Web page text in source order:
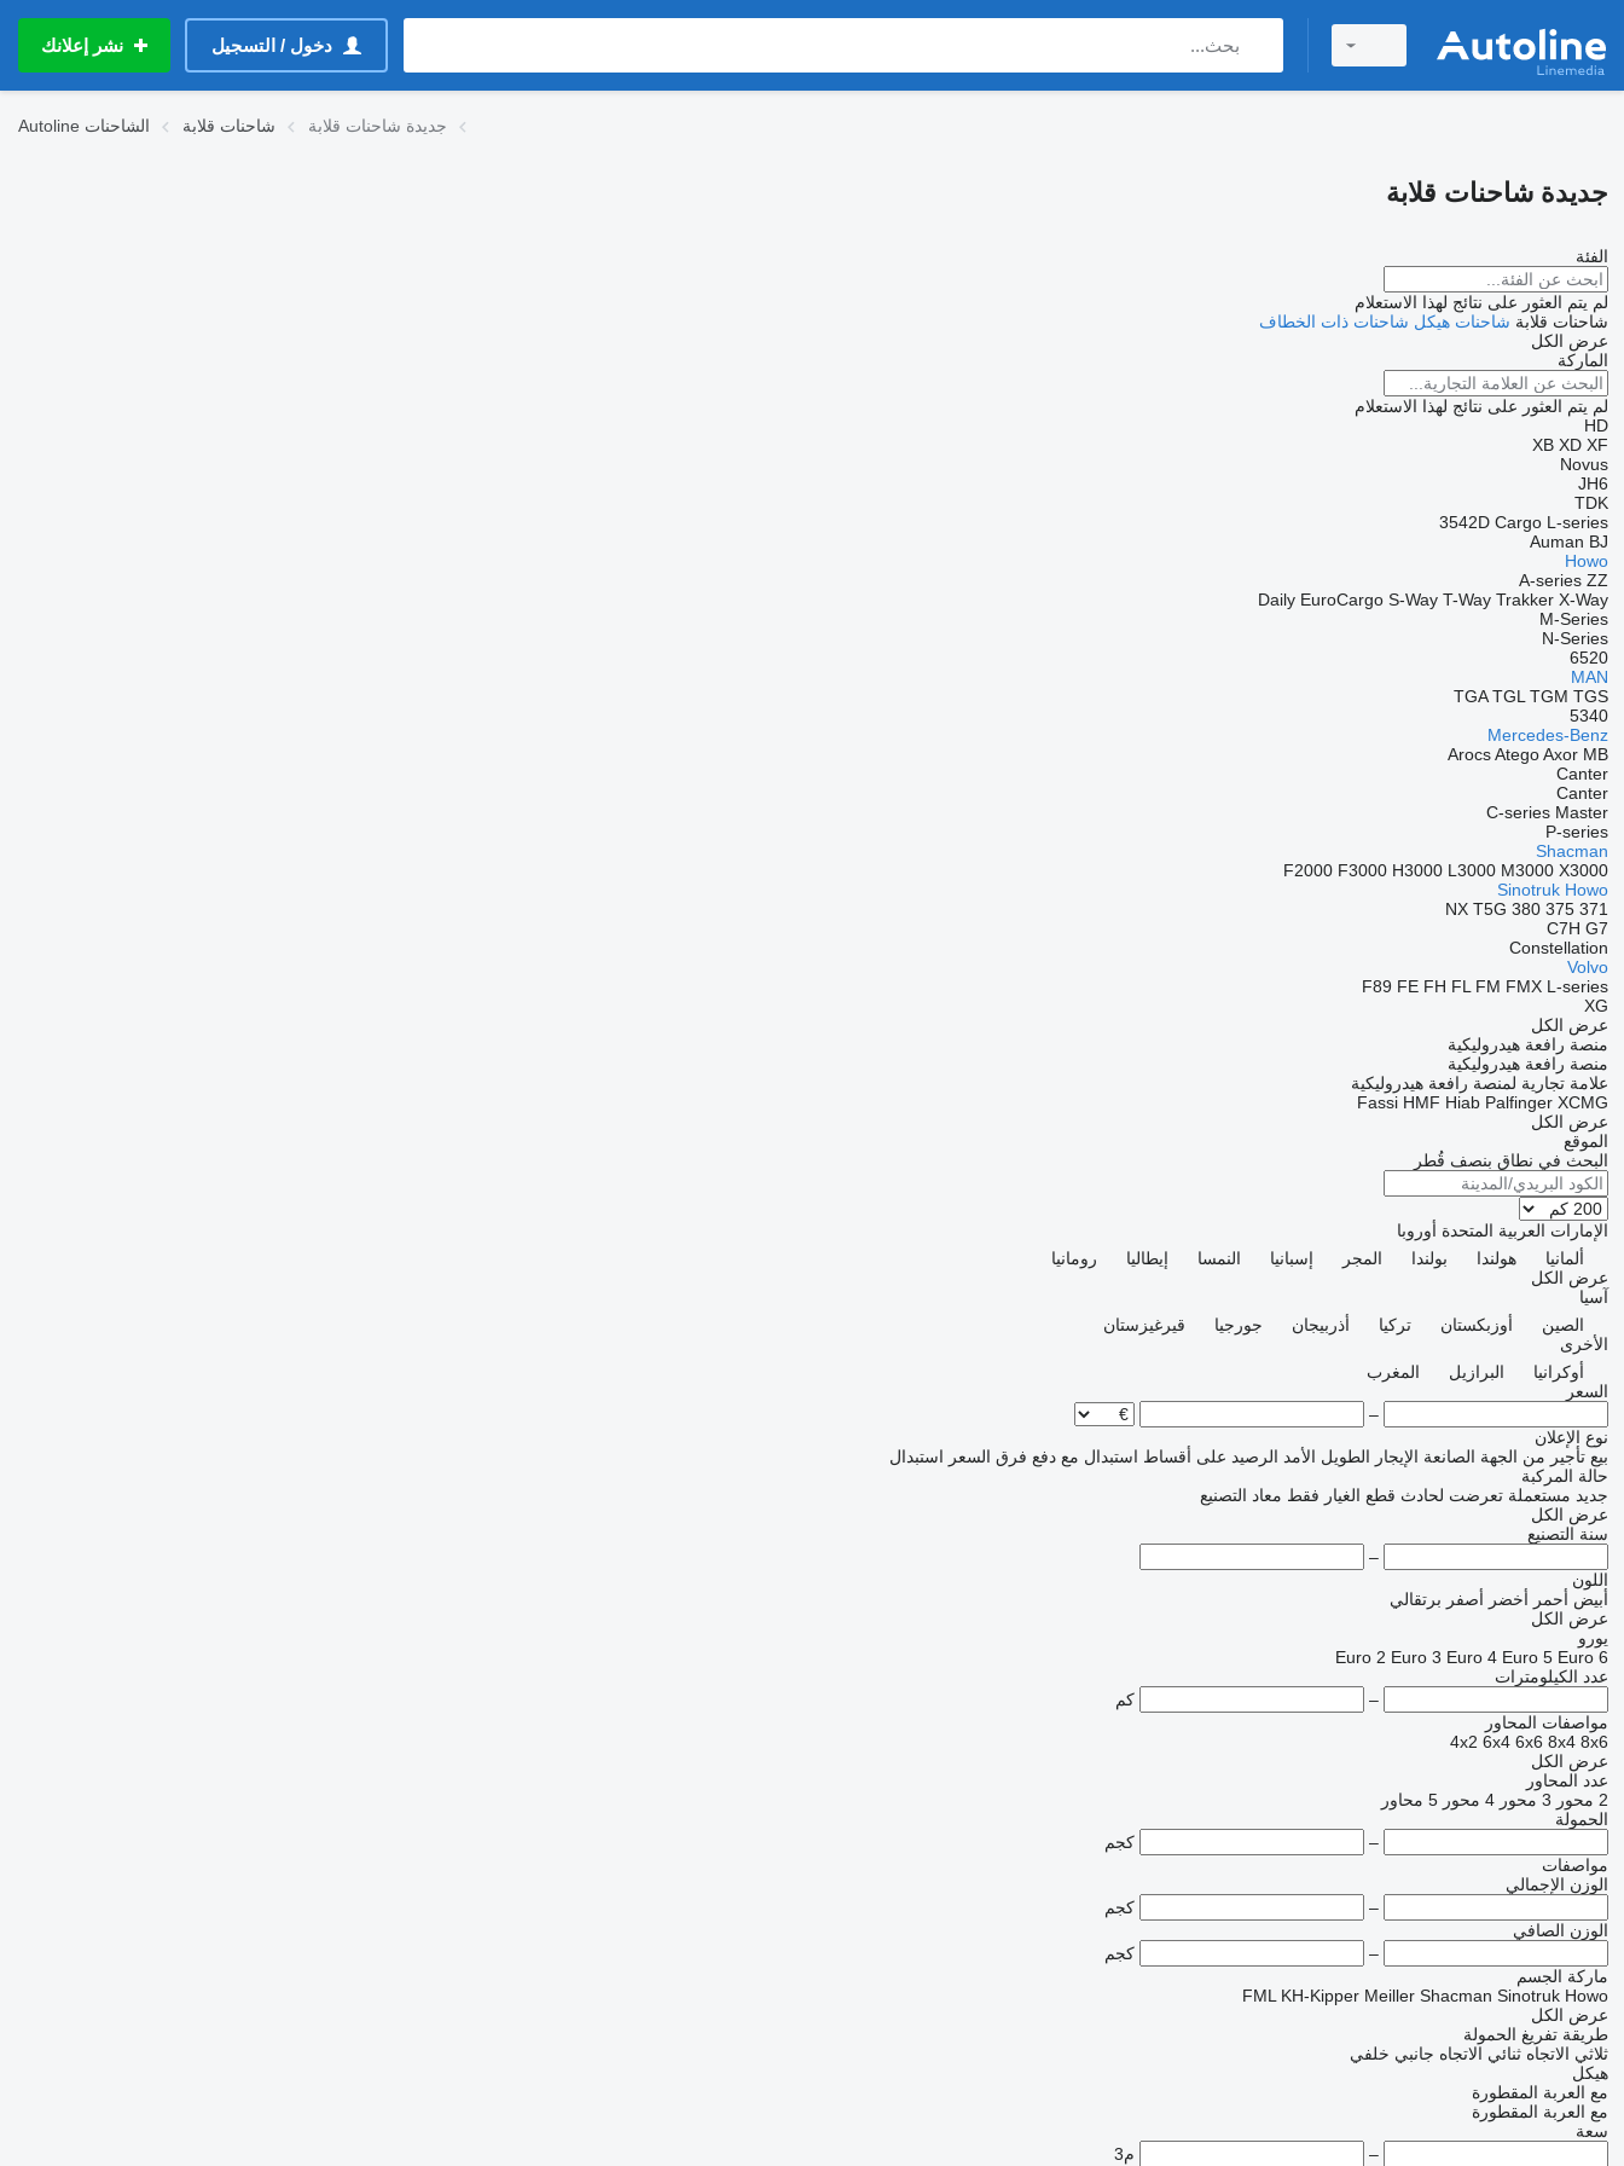
دخول / التسجيل نشر إعلانك
Autoline الشاحنات شاحنات قلابة جديدة شاحنات قلابة
جديدة شاحنات قلابة
الفئة
لم يتم العثور على نتائج لهذا الاستعلام
شاحنات قلابة شاحنات هيكل شاحنات ذات الخطاف
عرض الكل
الماركة
لم يتم العثور على نتائج لهذا الاستعلام
HD
XB XD XF
Novus
JH6
TDK
3542D Cargo L-series
Auman BJ
Howo
A-series ZZ
Daily EuroCargo S-Way T-Way Trakker X-Way
M-Series
N-Series
6520
MAN
TGA TGL TGM TGS
5340
Mercedes-Benz
Arocs Atego Axor MB
Canter
Canter
C-series Master
P-series
Shacman
F2000 F3000 H3000 L3000 M3000 X3000
Sinotruk Howo
371
375
380
NX T5G
C7H G7
Constellation
Volvo
F89 FE FH FL FM FMX L-series
XG
عرض الكل
منصة رافعة هيدروليكية
منصة رافعة هيدروليكية
علامة تجارية لمنصة رافعة هيدروليكية
Fassi HMF Hiab Palfinger XCMG
عرض الكل
الموقع
البحث في نطاق بنصف قُطر
الإمارات العربية المتحدة أوروبا
ألمانيا
هولندا بولندا المجر إسبانيا النمسا إيطاليا
رومانيا
عرض الكل
آسيا
الصين
أوزبكستان تركيا أذربيجان جورجيا
قيرغيزستان
الأخرى
أوكرانيا
البرازيل
المغرب
السعر
–
نوع الإعلان
بيع تأجير من الجهة الصانعة الإيجار الطويل الأمد الرصيد على أقساط استبدال مع دفع فرق السعر استبدال
حالة المركبة
جديد مستعملة تعرضت لحادث قطع الغيار فقط معاد التصنيع
عرض الكل
سنة التصنيع
–
اللون
أبيض أحمر أخضر أصفر برتقالي
عرض الكل
يورو
Euro 2 Euro 3 Euro 4 Euro 5 Euro 6
عدد الكيلومترات
–
كم
مواصفات المحاور
4x2 6x4 6x6 8x4 8x6
عرض الكل
عدد المحاور
2 محور
3 محور 4 محور
5 محاور
الحمولة
–
كجم
مواصفات
الوزن الإجمالي
–
كجم
الوزن الصافي
–
كجم
ماركة الجسم
FML KH-Kipper Meiller Shacman Sinotruk Howo
عرض الكل
طريقة تفريغ الحمولة
ثلاثي الاتجاه ثنائي الاتجاه جانبي خلفي
هيكل
مع العربة المقطورة
مع العربة المقطورة
سعة
–
م3